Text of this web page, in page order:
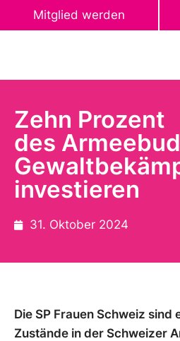
Mitglied werden
Zehn Prozent
des
investieren
31. Oktober 2024
Die SP Frauen Schweiz sind
Zustände in der Schweizer